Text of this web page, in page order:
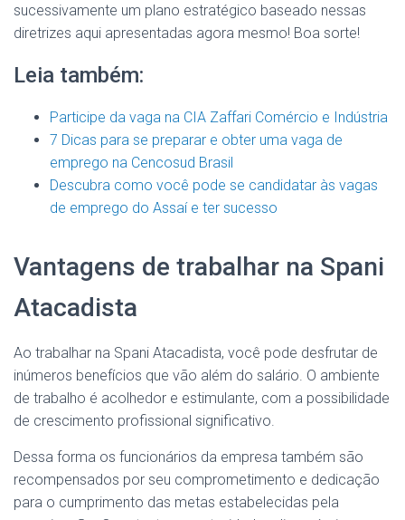
sucessivamente um plano estratégico baseado nessas
diretrizes aqui apresentadas agora mesmo! Boa sorte!
Leia também:
Participe da vaga na CIA Zaffari Comércio e Indústria
7 Dicas para se preparar e obter uma vaga de
emprego na Cencosud Brasil
Descubra como você pode se candidatar às vagas
de emprego do Assaí e ter sucesso
Vantagens de trabalhar na Spani
Atacadista
Ao trabalhar na Spani Atacadista, você pode desfrutar de
inúmeros benefícios que vão além do salário. O ambiente
de trabalho é acolhedor e estimulante, com a possibilidade
de crescimento profissional significativo.
Dessa forma os funcionários da empresa também são
recompensados ​​por seu comprometimento e dedicação
para o cumprimento das metas estabelecidas pela